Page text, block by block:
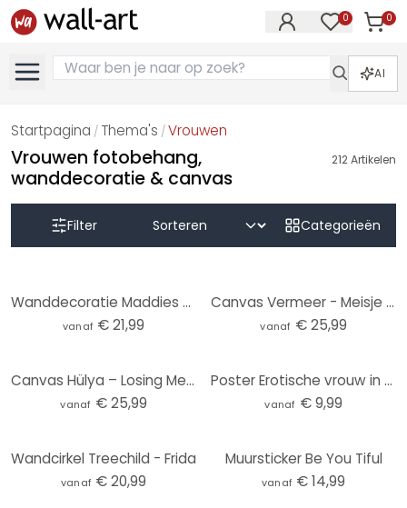
0 0
AI
Startpagina / Thema's /Vrouwen
Vrouwen fotobehang,
wanddecoratie & canvas
212Artikelen
Filter Categorieën
Wanddecoratie Maddies Mood - Jota de jai - aluminium dibond rond
vanaf € 21,99
Canvas Vermeer - Meisje met de Parel
vanaf € 25,99
Canvas Hülya – Losing Memories
vanaf € 25,99
Poster Erotische vrouw in de badkamer - Toniolo
vanaf € 9,99
Wandcirkel Treechild - Frida
vanaf € 20,99
Muursticker Be You Tiful
vanaf € 14,99